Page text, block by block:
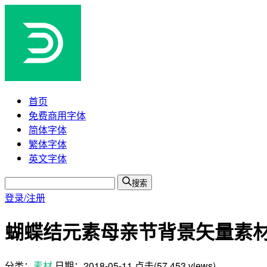
首页
免费商用字体
简体字体
繁体字体
英文字体
搜索
登录/注册
蝴蝶结元素母亲节背景矢量素